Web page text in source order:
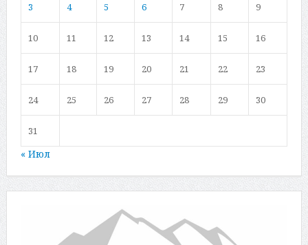
3 4 5 6 7 8 9
10 11 12 13 14 15 16
17 18 19 20 21 22 23
24 25 26 27 28 29 30
31
« Июл